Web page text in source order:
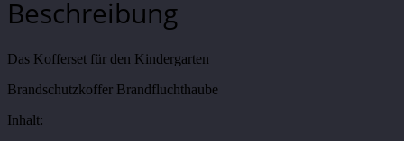
Beschreibung
Das Kofferset für den Kindergarten
Brandschutzkoffer Brandfluchthaube
Inhalt: